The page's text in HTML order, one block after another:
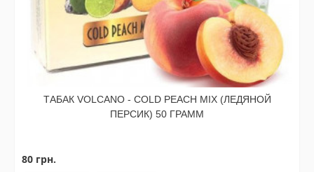
ТАБАК VOLCANO - COLD PEACH MIX (ЛЕДЯНОЙ
ПЕРСИК) 50 ГРАММ
80 грн.